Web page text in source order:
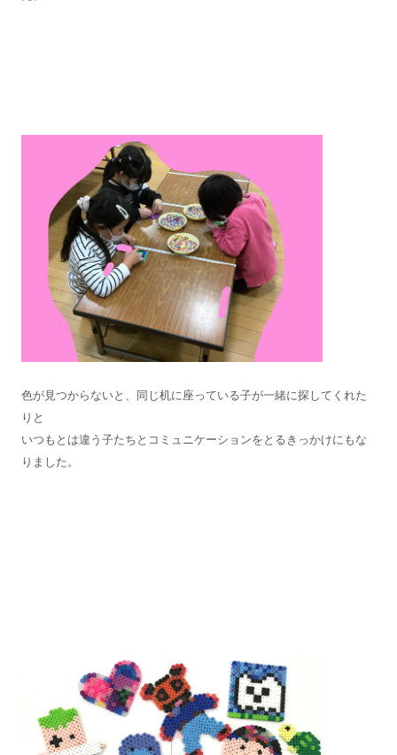
色が見つからないと、同じ机に座っている子が一緒に探してくれた
りと
いつもとは違う子たちとコミュニケーションをとるきっかけにもな
りました。